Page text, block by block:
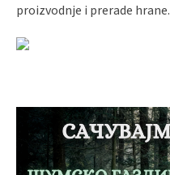
proizvodnje i prerade hrane.